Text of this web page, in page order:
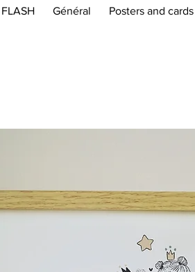
Général Posters and cards